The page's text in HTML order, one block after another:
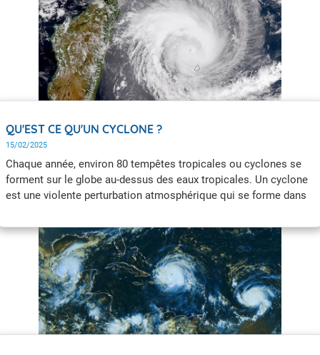
QU'EST CE QU'UN CYCLONE ?
15/02/2025
Chaque année, environ 80 tempêtes tropicales ou cyclones se
forment sur le globe au-dessus des eaux tropicales. Un cyclone
est une violente perturbation atmosphérique qui se forme dans
pression en son centre est très basse.